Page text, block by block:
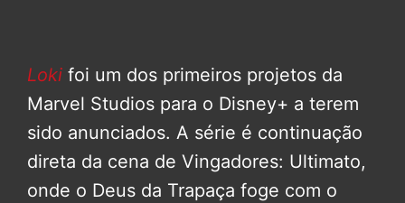
Loki foi um dos primeiros projetos da
Marvel Studios para o Disney+ a terem
sido anunciados. A série é continuação
direta da cena de Vingadores: Ultimato,
onde o Deus da Trapaça foge com o